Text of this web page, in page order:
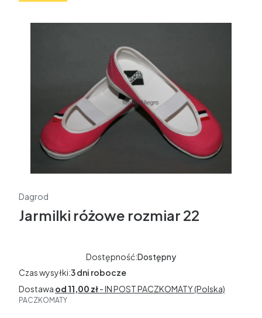
Dagrod
Jarmilki różowe rozmiar 22
Dostępność:Dostępny
Czas wysyłki:3 dni robocze
Dostawa od 11,00 zł- IN POST PACZKOMATY (Polska)
PACZKOMATY